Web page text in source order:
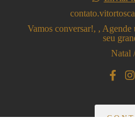
Vamos conversar!, ,
seu
Natal